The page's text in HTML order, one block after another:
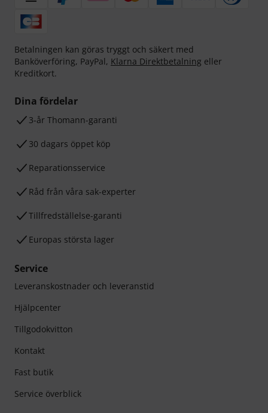
Betalningen kan göras tryggt och säkert med
Banköverföring, PayPal, Klarna Direktbetalning eller
Kreditkort.
Dina fördelar
3-år Thomann-garanti
30 dagars öppet köp
Reparationsservice
Råd från våra sak-experter
Tillfredställelse-garanti
Europas största lager
Service
Leveranskostnader och leveranstid
Hjälpcenter
Tillgodokvitton
Kontakt
Fast butik
Service överblick